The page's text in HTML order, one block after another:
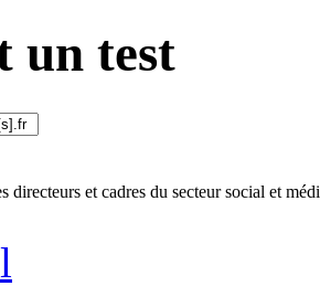
un test
directeurs et cadres du secteur social et